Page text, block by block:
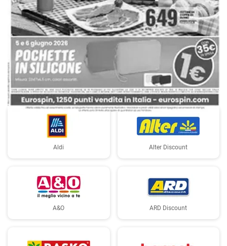
Aldi Alter Discount
A&O ARD Discount